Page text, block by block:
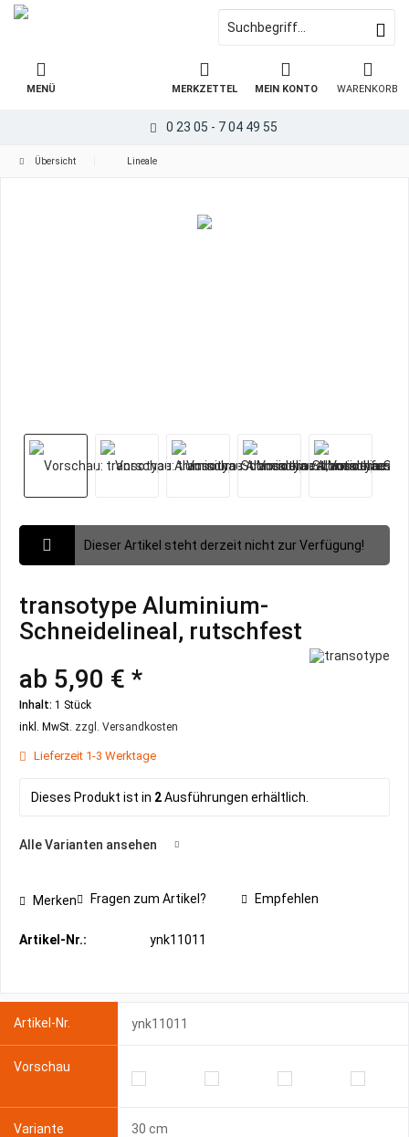
0 23 05 - 7 04 49 55
WARENKORB
MERKZETTEL MEIN KONTO
MENÜ
Übersicht Lineale
Dieser Artikel steht derzeit nicht zur Verfügung!
transotype Aluminium-
Schneidelineal, rutschfest
ab 5,90 € *
Inhalt: 1 Stück
inkl. MwSt. zzgl. Versandkosten
Lieferzeit 1-3 Werktage
Dieses Produkt ist in 2Ausführungen erhältlich.
Alle Varianten ansehen
Merken Fragen zum Artikel? Empfehlen
Artikel-Nr.: ynk11011
ynk11011
30 cm